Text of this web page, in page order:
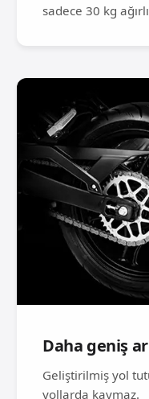
sadece 30 kg
Daha geniş
Geliştirilmiş yol
yollarda kaymaz.